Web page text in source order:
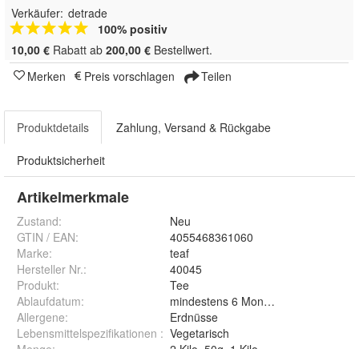
Verkäufer: detrade
100% positiv
10,00 € Rabatt ab 200,00 € Bestellwert.
Merken
Preis vorschlagen Teilen
Produktdetails Zahlung, Versand & Rückgabe
Produktsicherheit
Artikelmerkmale
Zustand:
Neu
GTIN / EAN:
4055468361060
Marke:
teaf
Hersteller Nr.:
40045
Produkt:
Tee
Ablaufdatum:
mindestens 6 Monate ab
Allergene:
Erdnüsse
Lebensmittelspezifikationen : Vegetarisch